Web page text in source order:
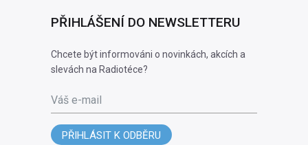
PŘIHLÁŠENÍ DO NEWSLETTERU
Chcete být informováni o novinkách, akcích a
slevách na Radiotéce?
Váš e-mail
PŘIHLÁSIT K ODBĚRU